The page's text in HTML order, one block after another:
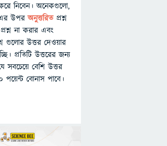
নিবেন। অনেকগুলো,
এর উপরঅনুত্তরিতপ্রশ্ন
না করার এবং
গুলোর উত্তর দেওয়ার
প্রতিটি উত্তরের জন্য
সবচেয়ে বেশি উত্তর
পয়েন্ট বোনাস পাবে।